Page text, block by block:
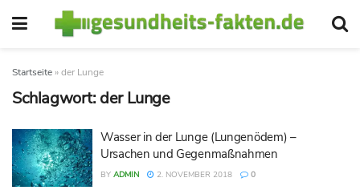
Startseite »der Lunge
Schlagwort:der Lunge
Wasser in der Lunge (Lungenödem) –
Ursachen und Gegenmaßnahmen
BY ADMIN 2. NOVEMBER 2018 0